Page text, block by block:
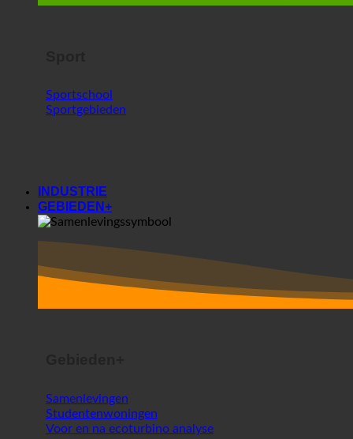
Sportschool
INDUSTRIE
GEBIEDEN+
Samenlevingen
Studentenwoningen